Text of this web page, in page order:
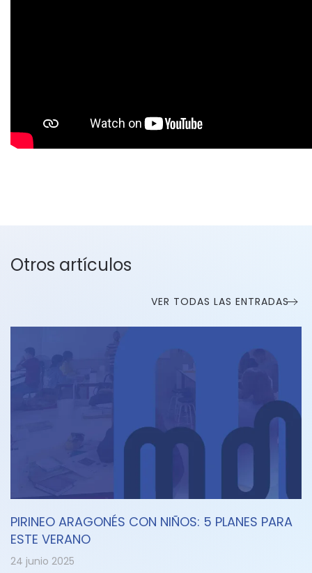
Otros artículos
VER TODAS LAS ENTRADAS
PIRINEO ARAGONÉS CON NIÑOS: 5 PLANES PARA
ESTE VERANO
24 junio 2025